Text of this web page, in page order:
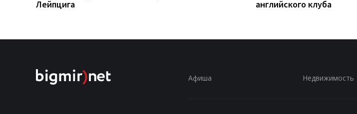
Лейпцига
английского клуба
Афиша Недвижимость